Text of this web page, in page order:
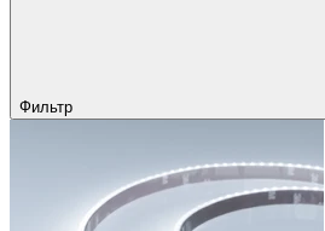
Фильтр